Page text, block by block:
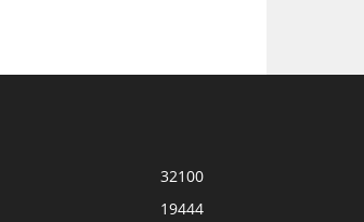
32100
19444